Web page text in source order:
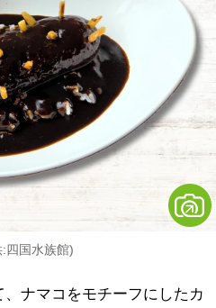
四国水族館)
ナマコをモチーフにしたカ